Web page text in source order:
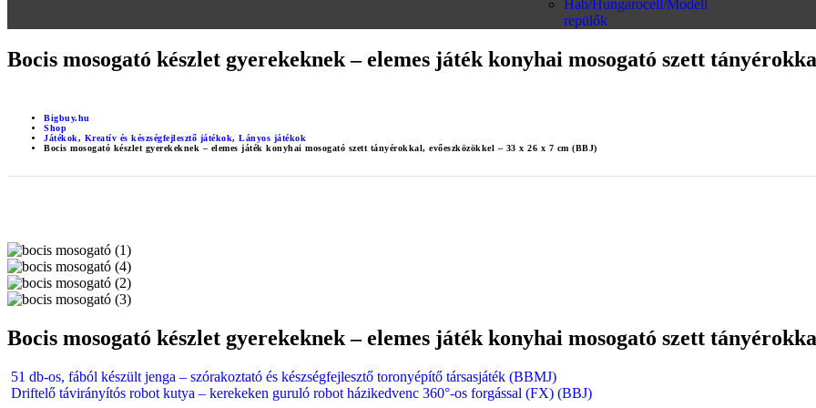
Hab/Hungarocell/Modell
repülők
Bocis mosogató készlet gyerekeknek – elemes játék konyhai mosogató szett
Bigbuy.hu
Shop
Játékok, Kreatív és készségfejlesztő játékok, Lányos játékok
Bocis mosogató készlet gyerekeknek – elemes játék konyhai mosogató szett tányérokkal, evőeszközökkel – 33 x 26 x 7 cm (BBJ)
Bocis mosogató készlet gyerekeknek – elemes játék konyhai mosogató szett
51 db-os, fából készült jenga – szórakoztató és készségfejlesztő toronyépítő társasjáték (BBMJ)
Driftelő távirányítós robot kutya – kerekeken guruló robot házikedvenc 360°-os forgással (FX) (BBJ)